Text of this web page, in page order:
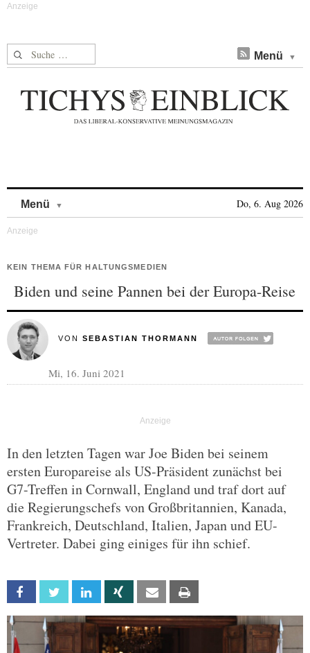
Suche nach: Menü
Menü Do, 6. Aug 2026
KEIN THEMA FÜR HALTUNGSMEDIEN
Biden und seine Pannen bei der Europa-Reise
VON SEBASTIAN THORMANN
Mi, 16. Juni 2021
In den letzten Tagen war Joe Biden bei seinem
ersten Europareise als US-Präsident zunächst bei
G7-Treffen in Cornwall, England und traf dort auf
die Regierungschefs von Großbritannien, Kanada,
Frankreich, Deutschland, Italien, Japan und EU-
Vertreter. Dabei ging einiges für ihn schief.
Facebook Twitter Linkedin Xing Email